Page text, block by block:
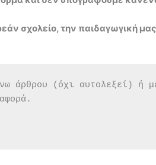
σχολείο, την παιδαγωγική μας
άρθρου (όχι αυτολεξεί) ή